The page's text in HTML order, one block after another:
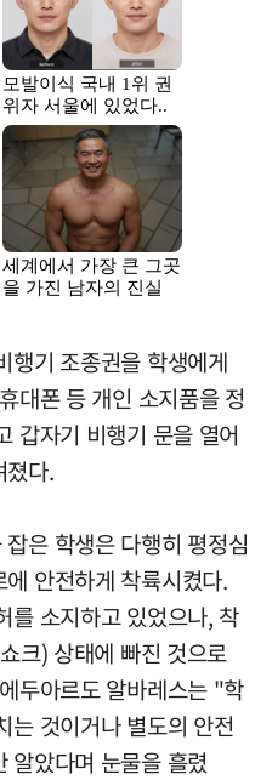
행기 조종권을 학생에게
대폰 등 개인 소지품을 정
갑자기 비행기 문을 열어
졌다.
은 학생은 다행히 평정심
안전하게 착륙시켰다.
를 소지하고 있었으나, 착
크) 상태에 빠진 것으로
두아르도 알바레스는 "학
는 것이거나 별도의 안전
알았다며 눈물을 흘렸